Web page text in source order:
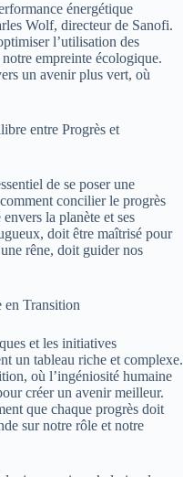
énergétique
Wolf, directeur de Sanofi.
l’utilisation des
empreinte écologique.
un avenir plus vert, où
entre Progrès et
de se poser une
concilier le progrès
la planète et ses
doit être maîtrisé pour
rêne, doit guider nos
en Transition
et les initiatives
un tableau riche et complexe.
où l’ingéniosité humaine
créer un avenir meilleur.
que chaque progrès doit
sur notre rôle et notre